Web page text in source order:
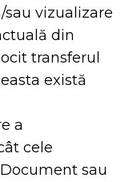
sau vizualizare
din
transferul
există
a
cele
sau